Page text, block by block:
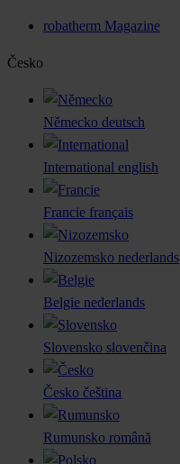
robatherm Magazine
Česko
Německo deutsch
International english
Francie français
Nizozemsko nederlands
Belgie nederlands
Slovensko slovenčina
Česko čeština
Rumunsko română